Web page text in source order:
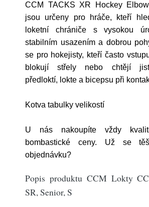
CCM TACKS XR Hockey
jsou určeny pro hráče, kteří
loketní chrániče s vysokou
stabilním usazením a dobrou
se pro hokejisty, kteří často
blokují střely nebo chtějí
předloktí, lokte a bicepsu při
Kotva tabulky velikostí
U nás nakoupíte vždy
bombastické ceny. Už se
objednávku?
Popis produktu CCM Lokty
SR, Senior, S